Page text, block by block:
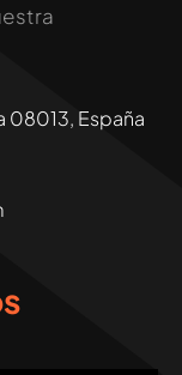
08013, España